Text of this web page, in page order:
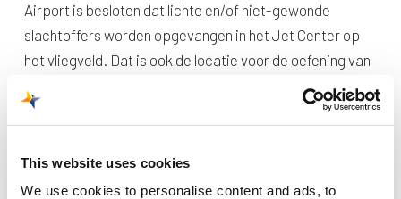
This website uses cookies
We use cookies to personalise content and ads, to
Airport is besloten dat lichte en/of niet-gewonde
slachtoffers worden opgevangen in het Jet Center op
het vliegveld. Dat is ook de locatie voor de oefening van
zaterdag 30 maart. Om de oefening zo realistisch
mogelijk te maken, figureren zestig mensen als
opgeleid zijn om een slachtoffer zo realistisch mogelijk
uit te beelden.